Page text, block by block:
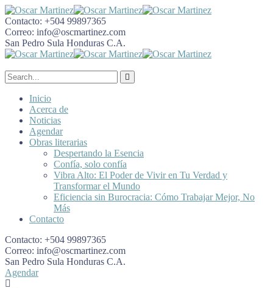
Contacto: +504 99897365
Correo: info@oscmartinez.com
San Pedro Sula Honduras C.A.
Inicio
Acerca de
Noticias
Agendar
Obras literarias
Despertando la Esencia
Confía, solo confía
Vibra Alto: El Poder de Vivir en Tu Verdad y
Transformar el Mundo
Eficiencia sin Burocracia: Cómo Trabajar Mejor, No
Más
Contacto
Contacto: +504 99897365
Correo: info@oscmartinez.com
San Pedro Sula Honduras C.A.
Agendar